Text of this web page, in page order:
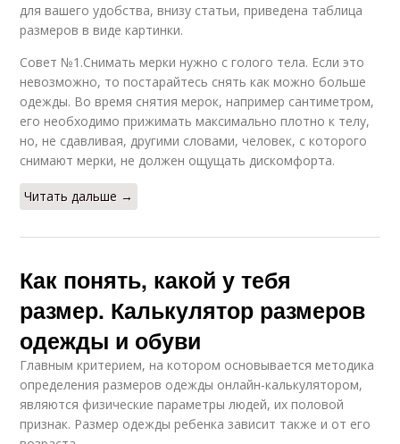
для вашего удобства, внизу статьи, приведена таблица
размеров в виде картинки.
Совет №1.Снимать мерки нужно с голого тела. Если это
невозможно, то постарайтесь снять как можно больше
одежды. Во время снятия мерок, например сантиметром,
его необходимо прижимать максимально плотно к телу,
но, не сдавливая, другими словами, человек, с которого
снимают мерки, не должен ощущать дискомфорта.
Читать дальше →
Как понять, какой у тебя
размер. Калькулятор размеров
одежды и обуви
Главным критерием, на котором основывается методика
определения размеров одежды онлайн-калькулятором,
являются физические параметры людей, их половой
признак. Размер одежды ребенка зависит также и от его